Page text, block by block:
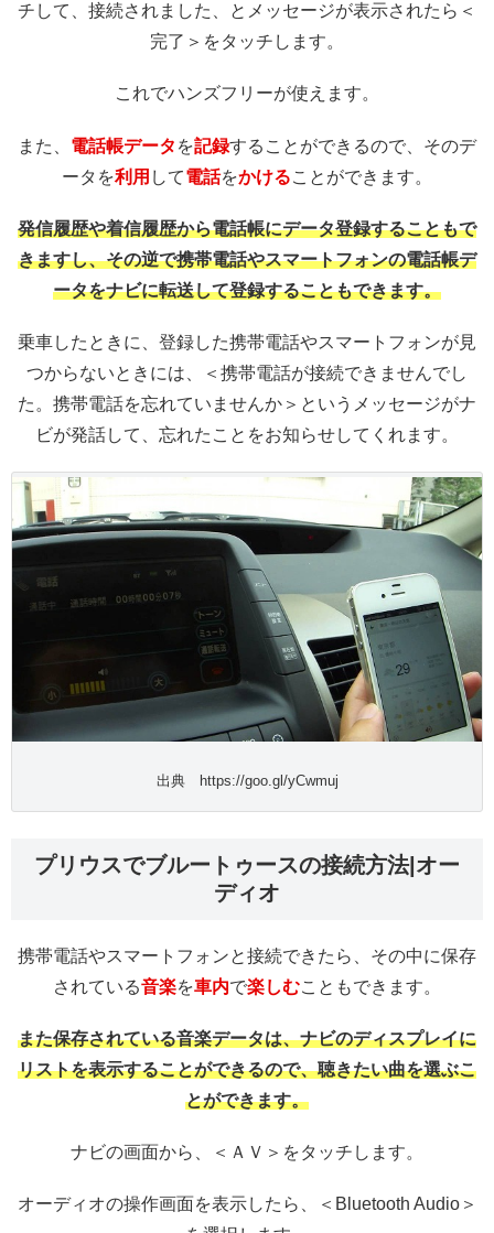
チして、接続されました、とメッセージが表示されたら＜
完了＞をタッチします。
これでハンズフリーが使えます。
また、 電話帳データ を記録することができるので、そのデ
ータを利用 して電話をかけることができます。
発信履歴や着信履歴から電話帳にデータ登録することもで
きますし、その逆で携帯電話やスマートフォンの電話帳デ
ータをナビに転送して登録することもできます。
乗車したときに、登録した携帯電話やスマートフォンが見
つからないときには、＜携帯電話が接続できませんでし
た。携帯電話を忘れていませんか＞というメッセージがナ
ビが発話して、忘れたことをお知らせしてくれます。
出典 https://goo.gl/yCwmuj
プリウスでブルートゥースの接続方法|オー
ディオ
携帯電話やスマートフォンと接続できたら、その中に保存
されている音楽を車内で楽しむこともできます。
また保存されている音楽データは、ナビのディスプレイに
リストを表示することができるので、聴きたい曲を選ぶこ
とができます。
ナビの画面から、＜ＡＶ＞をタッチします。
オーディオの操作画面を表示したら、＜Bluetooth Audio＞